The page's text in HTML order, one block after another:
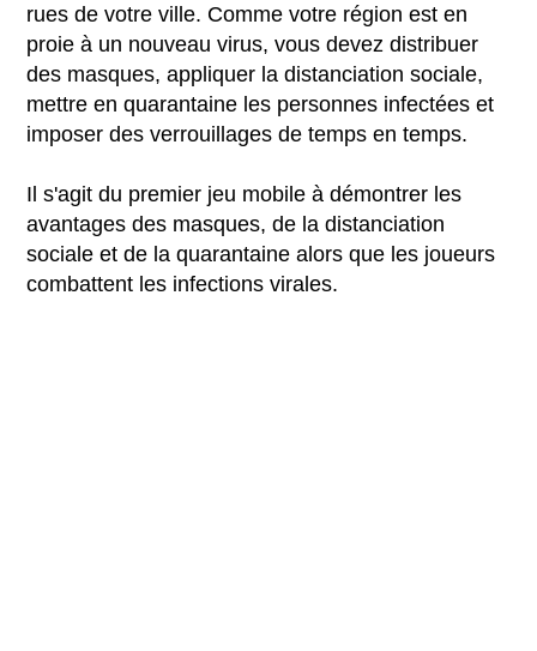
rues de votre ville. Comme votre région est en
proie à un nouveau virus, vous devez distribuer
des masques, appliquer la distanciation sociale,
mettre en quarantaine les personnes infectées et
imposer des verrouillages de temps en temps.
Il s'agit du premier jeu mobile à démontrer les
avantages des masques, de la distanciation
sociale et de la quarantaine alors que les joueurs
combattent les infections virales.